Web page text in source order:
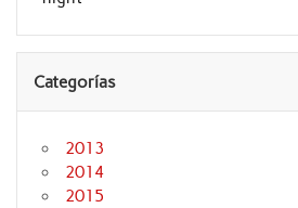
Categorías
2013
2014
2015